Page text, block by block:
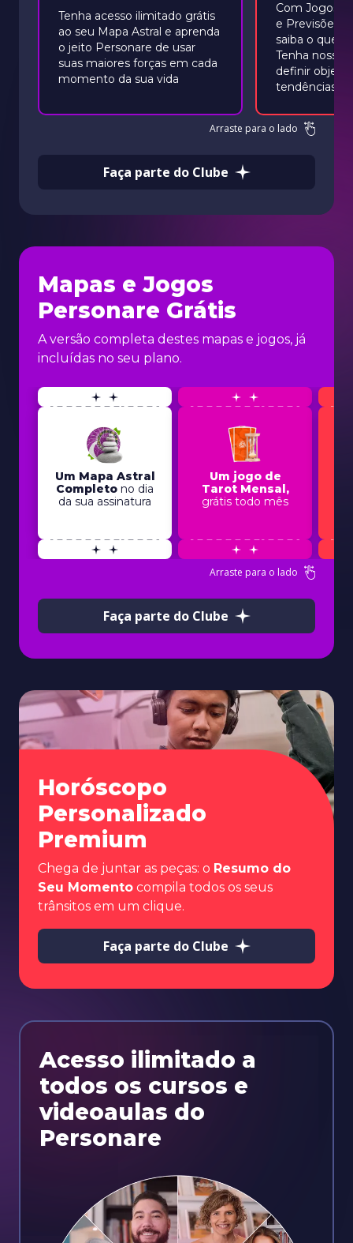
Tenha acesso ilimitado grátis
ao seu Mapa Astral e aprenda
o jeito Personare de usar
suas maiores forças em cada
momento da sua vida
Com Jogos
e Previsões
saiba o que
Tenha nosso
definir
tendências.
Arraste para o lado
Faça parte do Clube
Mapas e Jogos
Personare Grátis
A versão completa destes mapas e jogos, já
incluídas no seu plano.
Um Mapa Astral
Completo no dia
da sua assinatura
Um jogo de
Tarot Mensal,
grátis todo mês
Arraste para o lado
Faça parte do Clube
Horóscopo
Personalizado
Premium
Chega de juntar as peças: o Resumo do
Seu Momento compila todos os seus
trânsitos em um clique.
Faça parte do Clube
Acesso ilimitado a
todos os cursos e
videoaulas do
Personare